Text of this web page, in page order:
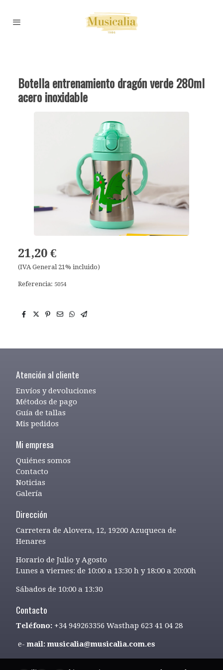
Botella entrenamiento dragón verde 280ml
acero inoxidable
21,20 €
(IVA General 21% incluido)
Referencia: 5054
Atención al cliente
Envíos y devoluciones
Métodos de pago
Guía de tallas
Mis pedidos
Mi empresa
Quiénes somos
Contacto
Noticias
Galería
Dirección
Carretera de Alovera, 12, 19200 Azuqueca de
Henares
Horario de Julio y Agosto
Lunes a viernes: de 10:00 a 13:30 h y 18:00 a 20:00h
Sábados de 10:00 a 13:30
Contacto
Teléfono: +34 949263356 Wasthap 623 41 04 28
e-mail: musicalia@musicalia.com.es